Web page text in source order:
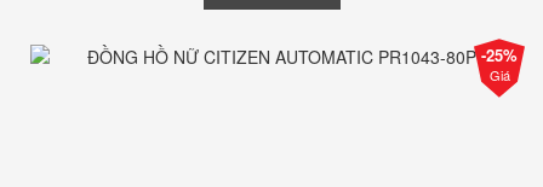
-25%
Giá